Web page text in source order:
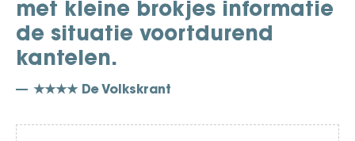
met kleine brokjes informatie
de situatie voortdurend
kantelen.
★★★★ De Volkskrant
Video